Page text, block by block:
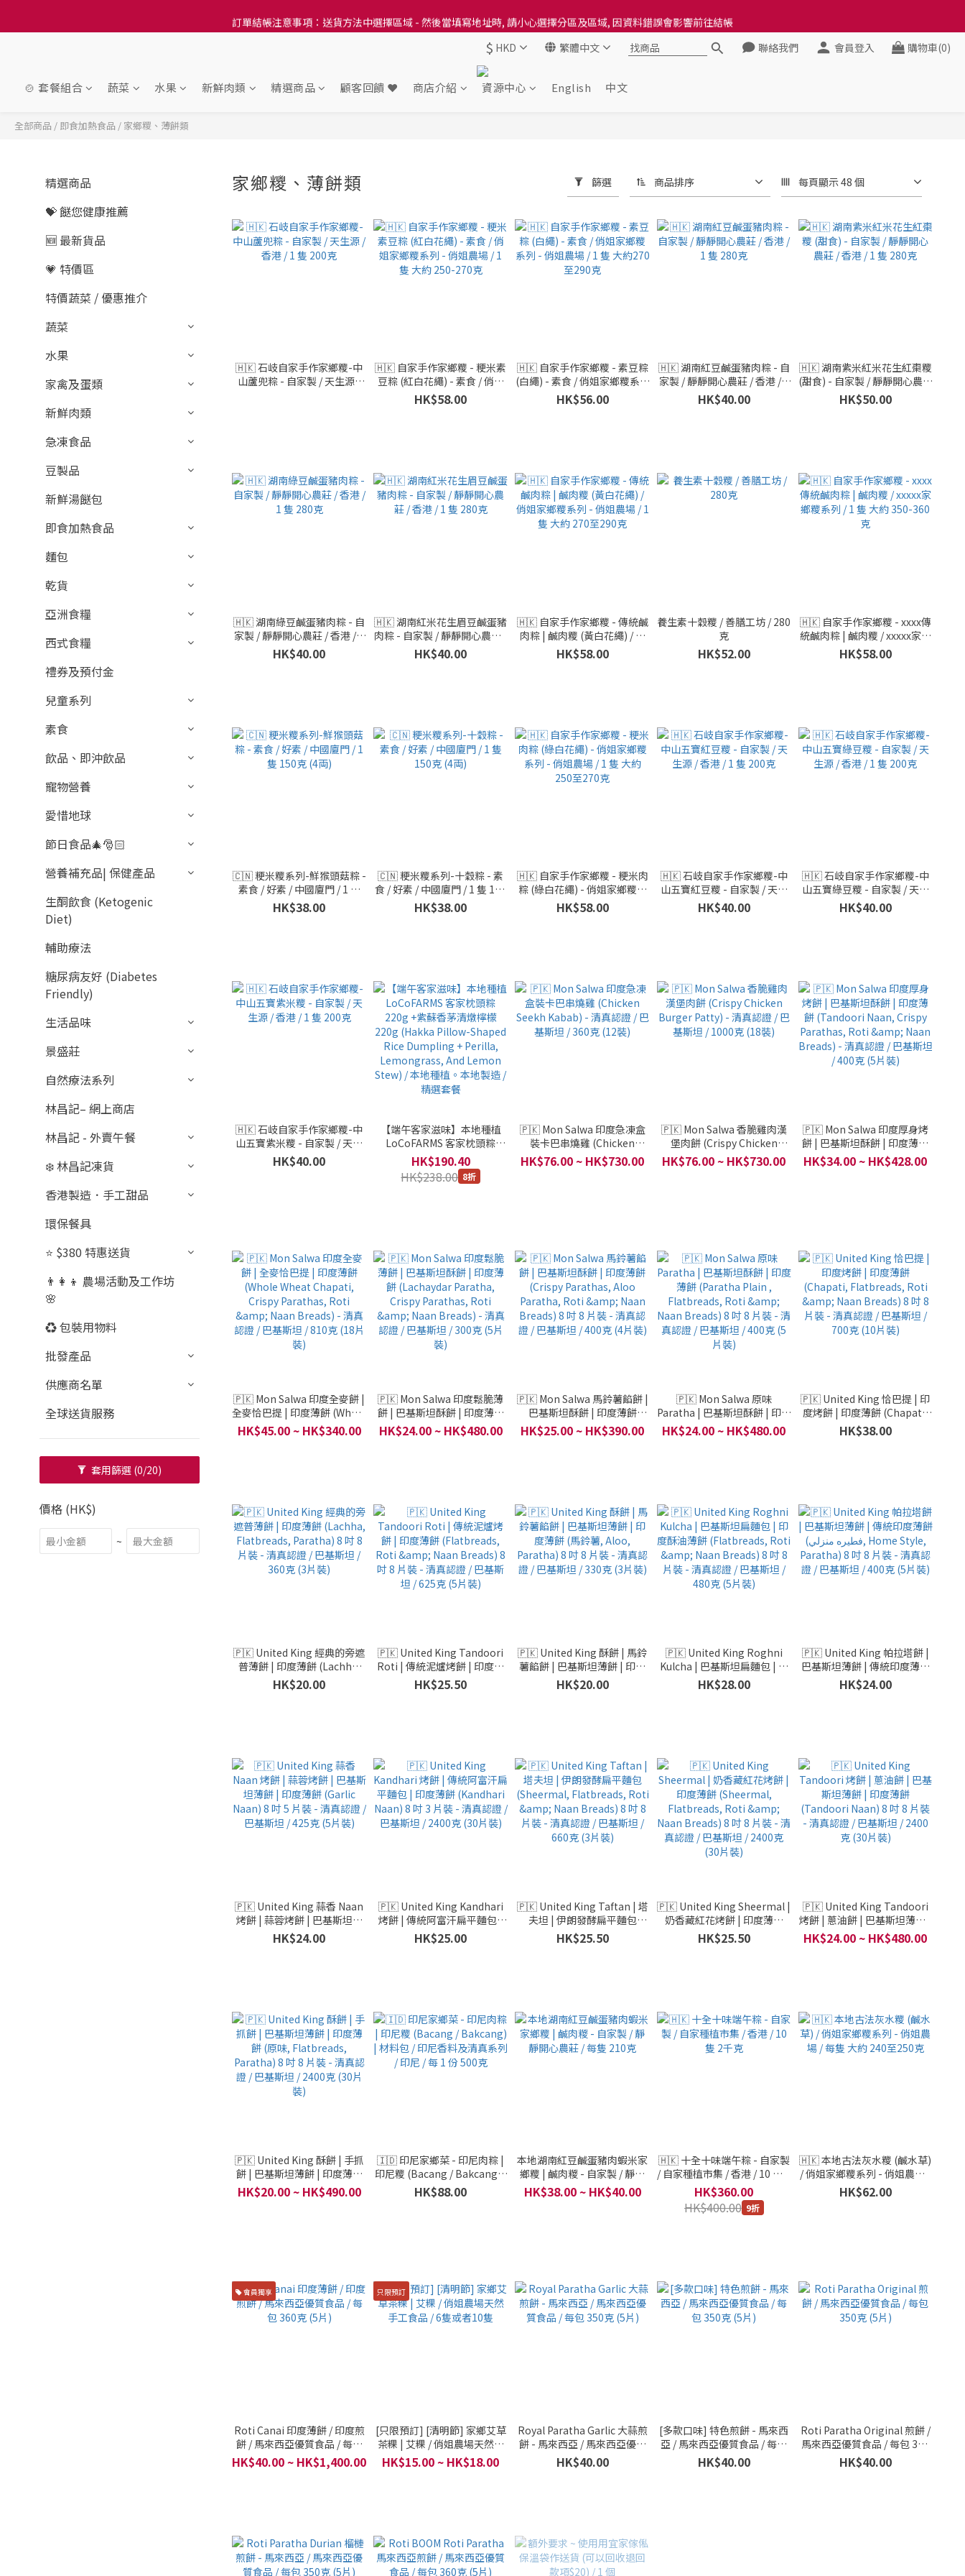
訂單結帳注意事項：送貨方法中選擇區域 - 然後當填寫地址時, 請小心選擇分區及區域, 因資料錯誤會影響前往結帳
訂單結帳注意事項：送貨方法中選擇區域 - 然後當填寫地址時, 請小心選擇分區及區域, 因資料錯誤會影響前往結帳
隆重推出本地培育田香雞、金棠雞、粵皇鷄及平原雞等，想食靚雞就要嚟《餸您健康》
訂單結帳注意事項：送貨方法中選擇區域 - 然後當填寫地址時, 請小心選擇分區及區域, 因資料錯誤會影響前往結帳
$ HKD 繁體中文 聯絡我們 會員登入 購物車(0)
🍲 套餐組合 蔬菜 水果 新鮮肉類 精選商品 顧客回饋 ❤️ 商店介紹 資源中心 English 中文
全部商品 / 即食加熱食品 / 家鄉糭、薄餅類
精選商品
💝 餸您健康推薦
🆕 最新貨品
💗 特價區
特價蔬菜 / 優惠推介
蔬菜
水果
家禽及蛋類
新鮮肉類
急凍食品
豆製品
新鮮湯餸包
即食加熱食品
麵包
乾貨
亞洲食糧
西式食糧
禮券及預付金
兒童系列
素食
飲品、即沖飲品
寵物營養
愛惜地球
節日食品🎄🎅🏻
營養補充品| 保健產品
生酮飲食 (Ketogenic
Diet)
輔助療法
糖尿病友好 (Diabetes
Friendly)
生活品味
景盛莊
自然療法系列
林昌記– 網上商店
林昌記 - 外賣午餐
❄️ 林昌記凍貨
香港製造．手工甜品
環保餐具
⭐ $380 特惠送貨
👨‍👩‍👦 農場活動及工作坊
🌸
♻️ 包裝用物料
批發產品
供應商名單
全球送貨服務
套用篩選 (0/20)
價格 (HK$)
~
家鄉糭、薄餅類 篩選 商品排序 每頁顯示 48 個
🇭🇰 石岐自家手作家鄉糭-中
山蘆兜粽 - 自家製 / 天生源 /
🇭🇰 自家手作家鄉糭 - 粳米素
豆粽 (紅白花繩) - 素食 / 俏姐
家鄉糭系列 - 俏姐農場 / 1 隻
大約 250-270克
HK$58.00
🇭🇰 自家手作家鄉糭 - 素豆粽
(白繩) - 素食 / 俏姐家鄉糭系列
- 俏姐農場 / 1 隻 大約270至
290克
HK$56.00
🇭🇰 湖南紅豆鹹蛋豬肉粽 - 自
家製 / 靜靜開心農莊 / 香港 / 1
隻 280克
HK$40.00
🇭🇰 湖南紫米紅米花生紅棗糭
(甜食) - 自家製 / 靜靜開心農莊
/ 香港 / 1 隻 280克
HK$50.00
🇭🇰 湖南綠豆鹹蛋豬肉粽 - 自
家製 / 靜靜開心農莊 / 香港 / 1
隻 280克
HK$40.00
🇭🇰 湖南紅米花生眉豆鹹蛋豬
肉粽 - 自家製 / 靜靜開心農莊 /
香港 / 1 隻 280克
HK$40.00
🇭🇰 自家手作家鄉糭 - 傳統鹹
肉粽 | 鹹肉糭 (黃白花繩) / 俏
姐家鄉糭系列 - 俏姐農場 / 1
隻 大約 270至290克
HK$58.00
養生素十穀糭 / 善膳工坊 / 280
克
HK$52.00
🇭🇰 自家手作家鄉糭 - xxxx傳
統鹹肉粽 | 鹹肉糭 / xxxxx家鄉
糭系列 / 1 隻 大約 350-360克
HK$58.00
🇨🇳 粳米糭系列-鮮猴頭菇粽 -
素食 / 好素 / 中國廈門 / 1 隻
150克 (4両)
HK$38.00
🇨🇳 粳米糭系列-十穀粽 - 素
食 / 好素 / 中國廈門 / 1 隻 150
克 (4両)
HK$38.00
🇭🇰 自家手作家鄉糭 - 粳米肉
粽 (綠白花繩) - 俏姐家鄉糭系
列 - 俏姐農場 / 1 隻 大約 250
至270克
HK$58.00
🇭🇰 石岐自家手作家鄉糭-中
山五寶紅豆糭 - 自家製 / 天生
源 / 香港 / 1 隻 200克
HK$40.00
🇭🇰 石岐自家手作家鄉糭-中
山五寶綠豆糭 - 自家製 / 天生
源 / 香港 / 1 隻 200克
HK$40.00
🇭🇰 石岐自家手作家鄉糭-中
山五寶紫米糭 - 自家製 / 天生
源 / 香港 / 1 隻 200克
HK$40.00
【端午客家滋味】本地種植
LoCoFARMS 客家枕頭粽
220g +紫蘇香茅清燉檸檬
220g (Hakka Pillow-Shaped
Rice Dumpling + Perilla,
HK$190.40
HK$238.00 8折
🇵🇰 Mon Salwa 印度急凍盒
裝卡巴串燒雞 (Chicken
Seekh Kabab) - 清真認證 / 巴
基斯坦 / 360克 (12裝)
HK$76.00 ~ HK$730.00
🇵🇰 Mon Salwa 香脆雞肉漢
堡肉餅 (Crispy Chicken
Burger Patty) - 清真認證 / 巴
基斯坦 / 1000克 (18裝)
HK$76.00 ~ HK$730.00
🇵🇰 Mon Salwa 印度厚身烤
餅 | 巴基斯坦酥餅 | 印度薄餅
(Tandoori Naan, Crispy
Parathas, Roti & Naan
HK$34.00 ~ HK$428.00
🇵🇰 Mon Salwa 印度全麥餅 |
全麥恰巴提 | 印度薄餅 (Whole
Wheat Chapati, Crispy
Parathas, Roti & Naan
HK$45.00 ~ HK$340.00
🇵🇰 Mon Salwa 印度鬆脆薄
餅 | 巴基斯坦酥餅 | 印度薄餅
(Lachaydar Paratha, Crispy
Parathas, Roti & Naan
HK$24.00 ~ HK$480.00
🇵🇰 Mon Salwa 馬鈴薯餡餅 |
巴基斯坦酥餅 | 印度薄餅
(Crispy Parathas, Aloo
Paratha, Roti & Naan
HK$25.00 ~ HK$390.00
🇵🇰 Mon Salwa 原味
Paratha | 巴基斯坦酥餅 | 印度
薄餅 (Paratha Plain ,
Flatbreads, Roti & Naan
HK$24.00 ~ HK$480.00
🇵🇰 United King 恰巴提 | 印
度烤餅 | 印度薄餅 (Chapati,
Flatbreads, Roti & Naan
Breads) 8 吋 8 片裝 - 清真認
HK$38.00
🇵🇰 United King 經典的旁遮
普薄餅 | 印度薄餅 (Lachha,
Flatbreads, Paratha) 8 吋 8
片裝 - 清真認證 / 巴基斯坦 /
HK$20.00
🇵🇰 United King Tandoori
Roti | 傳統泥爐烤餅 | 印度薄
餅 (Flatbreads, Roti & Naan
Breads) 8 吋 8 片裝 - 清真認
HK$25.50
🇵🇰 United King 酥餅 | 馬鈴
薯餡餅 | 巴基斯坦薄餅 | 印度
薄餅 (馬鈴薯, Aloo, Paratha)
8 吋 8 片裝 - 清真認證 / 巴基
HK$20.00
🇵🇰 United King Roghni
Kulcha | 巴基斯坦扁麵包 | 印
度酥油薄餅 (Flatbreads, Roti
& Naan Breads) 8 吋 8 片裝 -
HK$28.00
🇵🇰 United King 帕拉塔餅 |
巴基斯坦薄餅 | 傳統印度薄餅
Paratha) 8 吋 8 片裝 - 清真認
HK$24.00
🇵🇰 United King 蒜香 Naan
烤餅 | 蒜蓉烤餅 | 巴基斯坦薄
餅 | 印度薄餅 (Garlic Naan) 8
吋 5 片裝 - 清真認證 / 巴基斯
HK$24.00
🇵🇰 United King Kandhari
烤餅 | 傳統阿富汗扁平麵包 |
印度薄餅 (Kandhari Naan) 8
吋 3 片裝 - 清真認證 / 巴基斯
HK$25.00
🇵🇰 United King Taftan | 塔
夫坦 | 伊朗發酵扁平麵包
(Sheermal, Flatbreads, Roti
& Naan Breads) 8 吋 8 片裝 -
HK$25.50
🇵🇰 United King Sheermal |
奶香藏紅花烤餅 | 印度薄餅
(Sheermal, Flatbreads, Roti
& Naan Breads) 8 吋 8 片裝 -
HK$25.50
🇵🇰 United King Tandoori
烤餅 | 蔥油餅 | 巴基斯坦薄餅 |
印度薄餅 (Tandoori Naan) 8
吋 8 片裝 - 清真認證 / 巴基斯
HK$24.00 ~ HK$480.00
🇵🇰 United King 酥餅 | 手抓
餅 | 巴基斯坦薄餅 | 印度薄餅
(原味, Flatbreads, Paratha)
8 吋 8 片裝 - 清真認證 / 巴基
HK$20.00 ~ HK$490.00
🇮🇩 印尼家鄉菜 - 印尼肉粽 |
印尼糭 (Bacang / Bakcang) |
材料包 / 印尼香料及清真系列 /
印尼 / 每 1 份 500克
HK$88.00
本地湖南紅豆鹹蛋豬肉蝦米家
鄉糭 | 鹹肉糉 - 自家製 / 靜靜
開心農莊 / 每隻 210克
HK$38.00 ~ HK$40.00
🇭🇰 十全十味端午粽 - 自家製
/ 自家種植市集 / 香港 / 10 隻 2
千克
HK$360.00
HK$400.00 9折
🇭🇰 本地古法灰水糭 (鹹水草)
/ 俏姐家鄉糭系列 - 俏姐農場 /
每隻 大約 240至250克
HK$62.00
會員獨享
Roti Canai 印度薄餅 / 印度煎
餅 / 馬來西亞優質食品 / 每包
360克 (5片)
HK$40.00 ~ HK$1,400.00
只限預訂
[只限預訂] [清明節] 家鄉艾草
茶粿 | 艾粿 / 俏姐農場天然手
工食品 / 6隻或者10隻
HK$15.00 ~ HK$18.00
Royal Paratha Garlic 大蒜煎
餅 - 馬來西亞 / 馬來西亞優質
食品 / 每包 350克 (5片)
HK$40.00
[多款口味] 特色煎餅 - 馬來西
亞 / 馬來西亞優質食品 / 每包
350克 (5片)
HK$40.00
Roti Paratha Original 煎餅 /
馬來西亞優質食品 / 每包 350
克 (5片)
HK$40.00